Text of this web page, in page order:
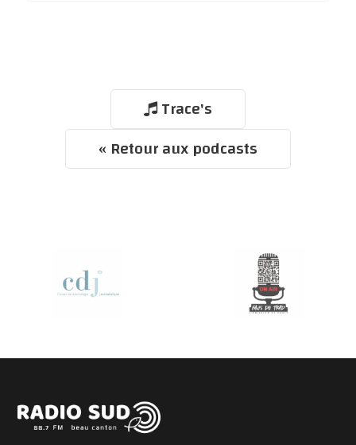
Trace's
« Retour aux podcasts